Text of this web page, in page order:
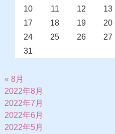
10
11 12 13
17
18 19 20
24
25 26 27
31
« 8月
2022年8月
2022年7月
2022年6月
2022年5月